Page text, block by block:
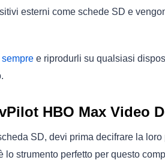
esterni come schede SD e
sempre e riprodurli su qualsiasi
HBO Max Video
SD, devi prima decifrare la
strumento perfetto per questo